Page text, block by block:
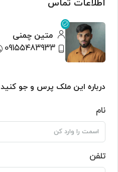
اطلاعات تماس
متین چمنی
09155483933
درباره این ملک پرس و جو کنید
نام
تلفن